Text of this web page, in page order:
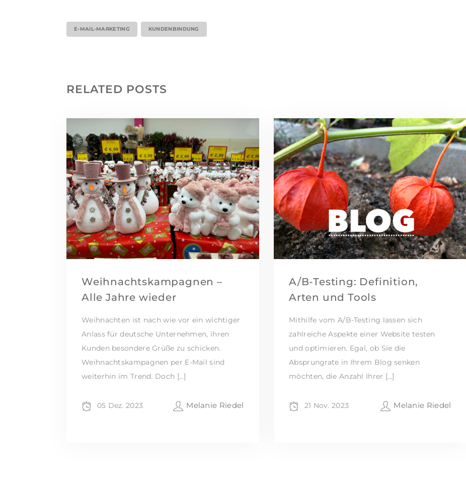
E-MAIL-MARKETING KUNDENBINDUNG
RELATED POSTS
Weihnachtskampagnen –
Alle Jahre wieder
Weihnachten ist nach wie vor ein wichtiger
Anlass für deutsche Unternehmen, ihren
Kunden besondere Grüße zu schicken.
Weihnachtskampagnen per E-Mail sind
weiterhin im Trend. Doch […]
05 Dez. 2023 Melanie Riedel
A/B-Testing: Definition,
Arten und Tools
Mithilfe vom A/B-Testing lassen sich
zahlreiche Aspekte einer Website testen
und optimieren. Egal, ob Sie die
Absprungrate in Ihrem Blog senken
möchten, die Anzahl Ihrer […]
21 Nov. 2023 Melanie Riedel